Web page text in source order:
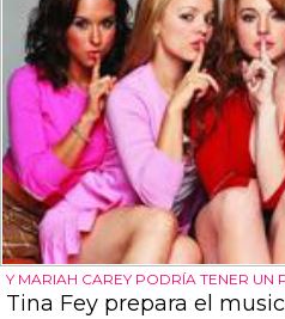
Y MARIAH CAREY PODRÍA TENER UN
Tina Fey prepara el